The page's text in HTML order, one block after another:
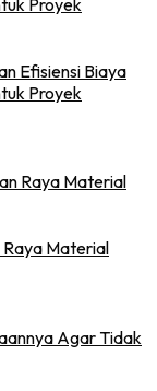
Efisiensi Biaya
Proyek
Raya Material